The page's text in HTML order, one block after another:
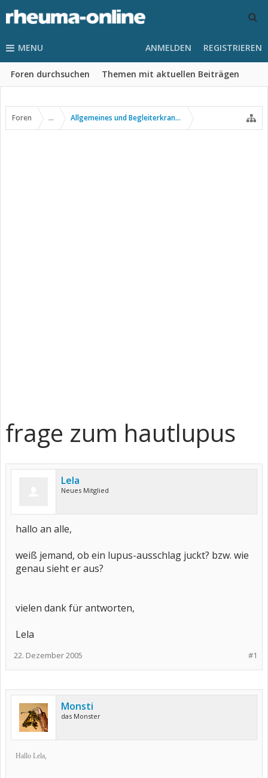
MENU
Foren durchsuchen Themen mit aktuellen Beiträgen
ANMELDEN REGISTRIEREN
Foren ... Allgemeines und Begleiterkrankungen
frage zum hautlupus
Lela
Neues Mitglied
hallo an alle,
weiß jemand, ob ein lupus-ausschlag juckt? bzw. wie
genau sieht er aus?
vielen dank für antworten,
Lela
#1
22. Dezember 2005
Monsti
das Monster
Hallo Lela,